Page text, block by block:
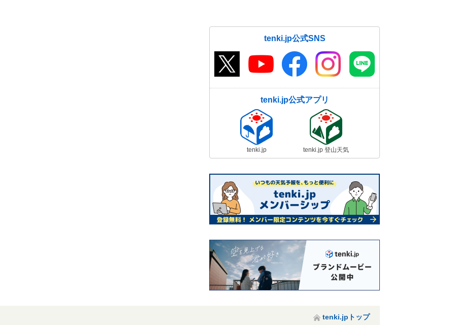
tenki.jp公式SNS
tenki.jp公式アプリ
tenki.jp tenki.jp 登山天気
tenki.jpトップ